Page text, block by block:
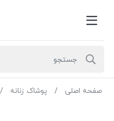
صفحه اصلی پوشاک زنانه